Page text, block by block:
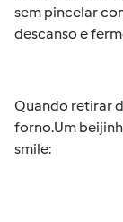
sem pincelar
descanso e
Quando retirar
forno.Um
smile: